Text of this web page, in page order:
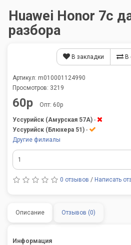
Huawei Honor 7с
разбора
Описание Отзывов (0)
Информация
В закладки В
Артикул: m010001124990
Просмотров: 3219
60р Опт: 60р
Уссурийск (Амурская 57А) -
Уссурийск (Блюхера 51) -
Другие филиалы
0 отзывов / Написать